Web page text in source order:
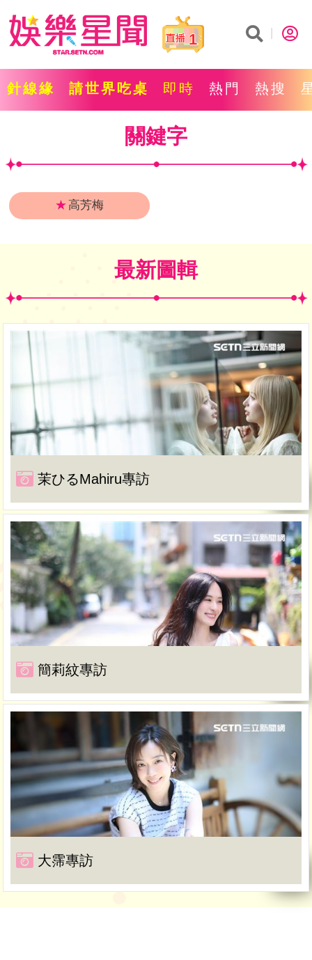
1
針線緣 請世界吃桌 即時 熱門 熱搜
關鍵字
★ 高芳梅
最新圖輯
茉ひるMahiru專訪
簡莉紋專訪
大霈專訪